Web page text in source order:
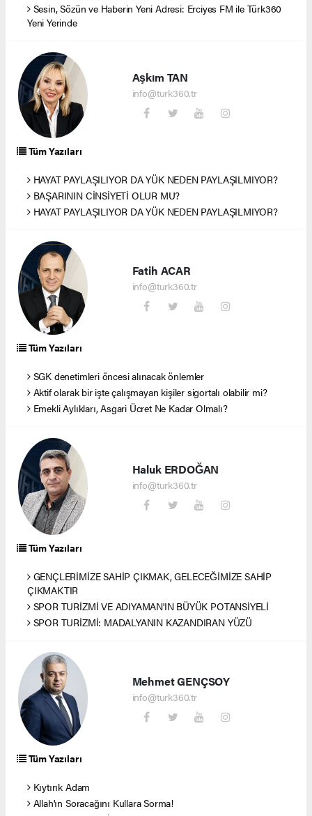
Sesin, Sözün ve Haberin Yeni Adresi: Erciyes FM ile Türk360
Yeni Yerinde
Aşkım TAN
info@turk360.tr
Tüm Yazıları
HAYAT PAYLAŞILIYOR DA YÜK NEDEN PAYLAŞILMIYOR?
BAŞARININ CİNSİYETİ OLUR MU?
HAYAT PAYLAŞILIYOR DA YÜK NEDEN PAYLAŞILMIYOR?
Fatih ACAR
info@turk360.tr
Tüm Yazıları
SGK denetimleri öncesi alınacak önlemler
Aktif olarak bir işte çalışmayan kişiler sigortalı olabilir mi?
Emekli Aylıkları, Asgari Ücret Ne Kadar Olmalı?
Haluk ERDOĞAN
info@turk360.tr
Tüm Yazıları
GENÇLERİMİZE SAHİP ÇIKMAK, GELECEĞİMİZE SAHİP
ÇIKMAKTIR
SPOR TURİZMİ VE ADIYAMAN'IN BÜYÜK POTANSİYELİ
SPOR TURİZMİ: MADALYANIN KAZANDIRAN YÜZÜ
Mehmet GENÇSOY
info@turk360.tr
Tüm Yazıları
Kıytırık Adam
Allah'ın Soracağını Kullara Sorma!